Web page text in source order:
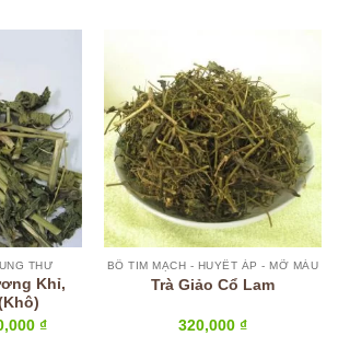
THƯ
Khỉ,
₫Giá
BỔ TIM MẠCH - HUYẾT ÁP - MỠ MÁU
Trà Giảo Cổ Lam
320,000 ₫